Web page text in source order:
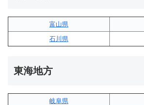
富山県
石川県
東海地方
岐阜県